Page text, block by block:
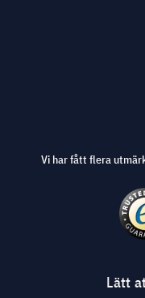
Vi har fått flera
Lätt